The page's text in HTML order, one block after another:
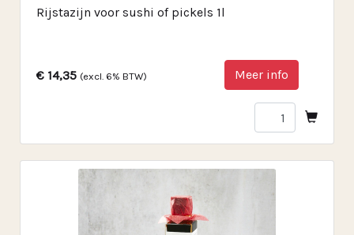
Rijstazijn voor sushi of pickels 1l
€ 14,35 (excl. 6% BTW) Meer info